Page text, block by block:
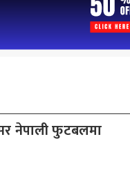
नेपाली फुटबलमा